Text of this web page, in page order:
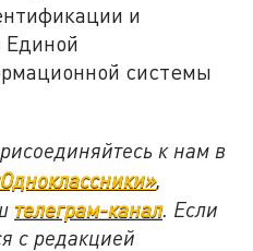
и
Единой
системы
к нам в
,
телеграм-канал. Если
с редакцией